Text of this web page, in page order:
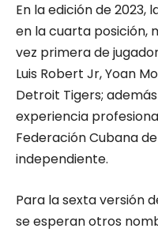
En la edición de 2023,
en la cuarta posición,
vez primera de
Luis Robert Jr, Yoan
Detroit Tigers;
experiencia
Federación Cubana
independiente.
Para la sexta versión
se esperan otros